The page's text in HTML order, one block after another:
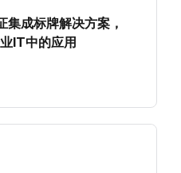
成标牌解决方案，
IT中的应用